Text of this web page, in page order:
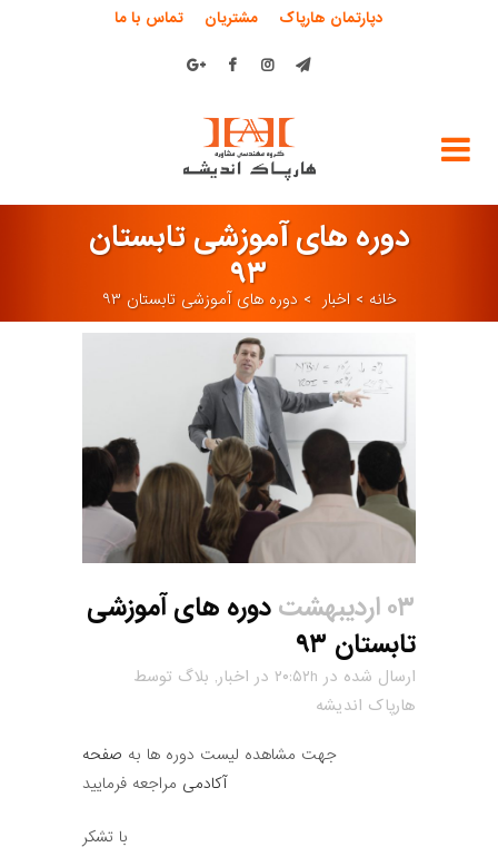
دپارتمان هارپاک مشتریان تماس با ما
دوره های آموزشی تابستان
۹۳
خانه >اخبار >دوره های آموزشی تابستان ۹۳
۰۳ اردیبهشت
دوره های آموزشی
تابستان ۹۳
ارسال شده در ۲۰:۵۲h در اخبار, بلاگ توسط
هارپاک اندیشه
جهت مشاهده لیست دوره ها به صفحه
آکادمی مراجعه فرمایید
با تشکر